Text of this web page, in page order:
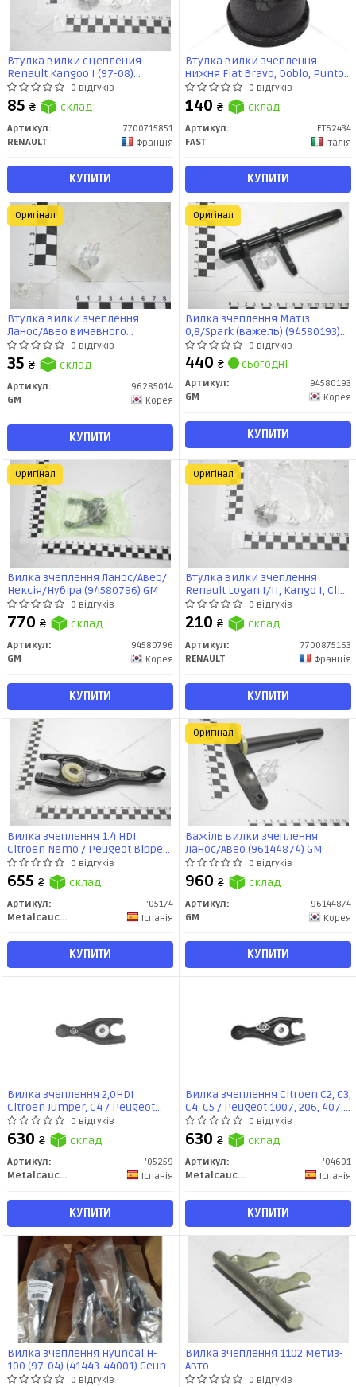
Втулка вилки сцепления
Renault Kangoo I (97-08)
(7700715851) Renault
0 відгуків
85 ₴ склад
Артикул:
7700715851
RENAULT
Франція
КУПИТИ
Втулка вилки зчеплення
нижня Fiat Bravo, Doblo, Punto
(FT62434) Fast0 відгуків
140 ₴ склад
Артикул:
FT62434
FAST
Італія
КУПИТИ
Втулка вилки зчеплення
Ланос/Авео вичавного
підшипника (96285014) GM
0 відгуків
35 ₴ склад
Артикул:
96285014
GM
Корея
КУПИТИ
Оригінал
Вилка зчеплення Матіз
0,8/Spark (важель) (94580193)
GM
0 відгуків
440 ₴ сьогодні
Артикул:
94580193
GM
Корея
КУПИТИ
Оригінал
Вилка зчеплення Ланос/Авео/
Нексія/Нубіра (94580796) GM
0 відгуків
770 ₴ склад
Артикул:
94580796
GM
Корея
КУПИТИ
Оригінал
Втулка вилки зчеплення
Renault Logan I/II, Kango I, Clio
II, Megane, Laguna
(7700875163) Renault
0 відгуків
210 ₴ склад
Артикул:
7700875163
RENAULT
Франція
КУПИТИ
Оригінал
Вилка зчеплення 1.4 HDI
Citroen Nemo / Peugeot Bipper,
206 (05174) Metalcaucho
0 відгуків
655 ₴ склад
Артикул:
'05174
Metalcaucho
Іспанія
КУПИТИ
Важіль вилки зчеплення
Ланос/Авео (96144874) GM
0 відгуків
960 ₴ склад
Артикул:
96144874
GM
Корея
КУПИТИ
Оригінал
Вилка зчеплення 2,0HDI
Citroen Jumper, С4 / Peugeot
Boxer, 307 2006- (05259)
Metalcaucho
0 відгуків
630 ₴ склад
Артикул:
'05259
Metalcaucho
Іспанія
КУПИТИ
Вилка зчеплення Citroen C2, C3,
C4, C5 / Peugeot 1007, 206, 407,
Partner 1.4-2.2 (98-) (04601)
Metalcaucho
0 відгуків
630 ₴ склад
Артикул:
'04601
Metalcaucho
Іспанія
КУПИТИ
Вилка зчеплення Hyundai H-
100 (97-04) (41443-44001) Geun
Young
0 відгуків
Вилка зчеплення 1102 Метиз-
Авто
0 відгуків